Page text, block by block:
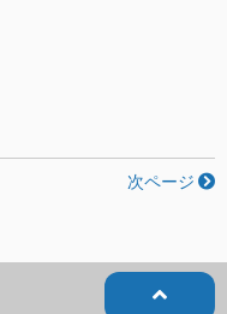
次ページ